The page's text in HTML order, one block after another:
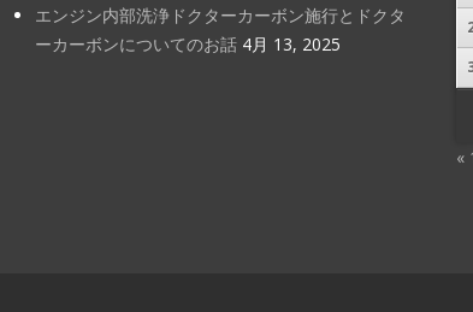
エンジン内部洗浄ドクターカーボン施行とドクタ
ーカーボンについてのお話 4月 13, 2025
«